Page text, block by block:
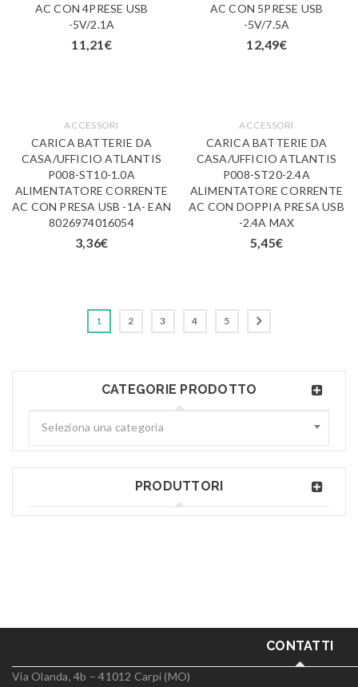
CATEGORIE PRODOTTO
Seleziona una categoria
PRODUTTORI
AC CON 4PRESE USB
-5V/2.1A
11,21€
AC CON 5PRESE USB
-5V/7.5A
12,49€
ACCESSORI
CARICA BATTERIE DA
CASA/UFFICIO ATLANTIS
P008-ST10-1.0A
ALIMENTATORE CORRENTE
AC CON PRESA USB -1A- EAN
8026974016054
3,36€
ACCESSORI
CARICA BATTERIE DA
CASA/UFFICIO ATLANTIS
P008-ST20-2.4A
ALIMENTATORE CORRENTE
AC CON DOPPIA PRESA USB
-2.4A MAX
5,45€
1 2 3 4 5
CONTATTI
Via Olanda, 4b – 41012 Carpi (MO)